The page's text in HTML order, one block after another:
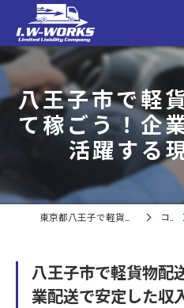
八王子市で軽
て稼ごう！企
活躍する
コラム
八王子市で軽貨物配
業配送で安定した収